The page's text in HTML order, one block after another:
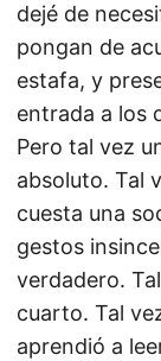
dejé de
pongan de
estafa, y
entrada a los
Pero tal vez
absoluto. Tal
cuesta una
gestos
verdadero.
cuarto. Tal
aprendió a